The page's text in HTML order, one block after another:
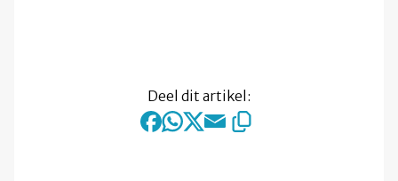
Deel dit artikel: